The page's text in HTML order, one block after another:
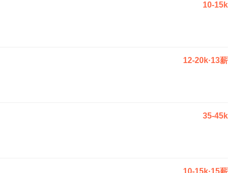
10-15k
12-20k·13薪
35-45k
10-15k·15薪